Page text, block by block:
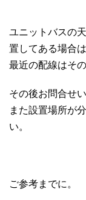
ユニットバスの
置してある場合
最近の配線はそ
その後お問合せ
また設置場所が
い。
ご参考までに。